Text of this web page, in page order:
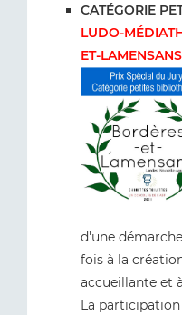
CATÉGORIE
LUDO-
ET-LAMENSANS
d'une
fois à la
accueillante et
La